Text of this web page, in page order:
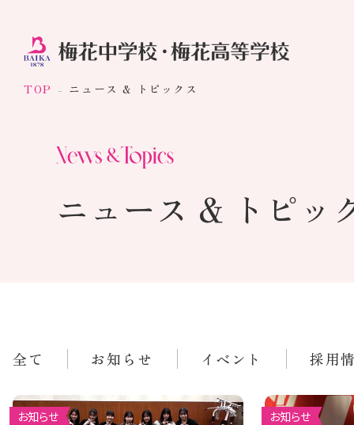
TOP ニュース & トピックス
ニュース & トピッ
全て お知らせ イベント 採用
お知らせ お知らせ